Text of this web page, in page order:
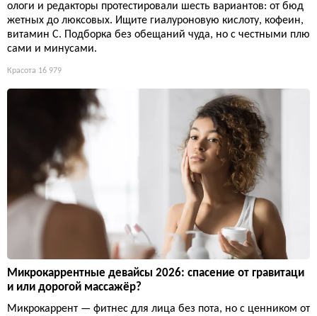
ологи и редакторы протестировали шесть вариантов: от бюд
жетных до люксовых. Ищите гиалуроновую кислоту, кофеин,
витамин С. Подборка без обещаний чуда, но с честными плю
сами и минусами.
Красота 16 979
Микрокаррентные девайсы 2026: спасение от гравитаци
и или дорогой массажёр?
Микрокаррент — фитнес для лица без пота, но с ценником от